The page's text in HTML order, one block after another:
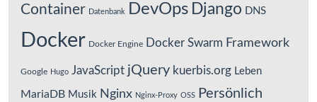
Container Datenbank DevOps Django DNS
Docker Docker Engine Docker Swarm Framework
Google Hugo JavaScript jQuery kuerbis.org Leben
MariaDB Musik Nginx Nginx-Proxy OSS Persönlich